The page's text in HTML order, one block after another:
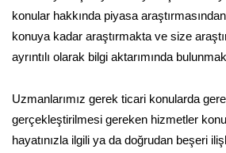
konular hakkında piyasa
konuya kadar araştırmakta ve size
ayrıntılı olarak bilgi aktarımında
Uzmanlarımız gerek ticari konularda
gerçekleştirilmesi gereken hizmetler
hayatınızla ilgili ya da doğrudan beşeri